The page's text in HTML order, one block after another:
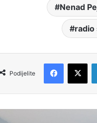
Nenad
radio
Podijelite